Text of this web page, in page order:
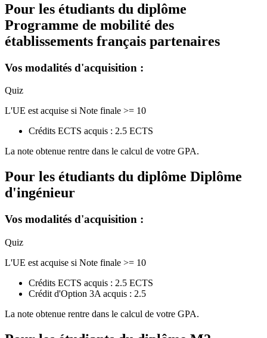
Pour les étudiants du diplôme
Programme de mobilité des
établissements français partenaires
Vos modalités d'acquisition :
Quiz
L'UE est acquise si Note finale >= 10
Crédits ECTS acquis : 2.5 ECTS
La note obtenue rentre dans le calcul de votre GPA.
Pour les étudiants du diplôme Diplôme
d'ingénieur
Vos modalités d'acquisition :
Quiz
L'UE est acquise si Note finale >= 10
Crédits ECTS acquis : 2.5 ECTS
Crédit d'Option 3A acquis : 2.5
La note obtenue rentre dans le calcul de votre GPA.